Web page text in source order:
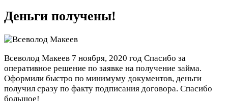
Деньги получены!
Всеволод Макеев 7 ноября, 2020 год Спасибо за
оперативное решение по заявке на получение займа.
Оформили быстро по минимуму документов, деньги
получил сразу по факту подписания договора. Спасибо
большое!